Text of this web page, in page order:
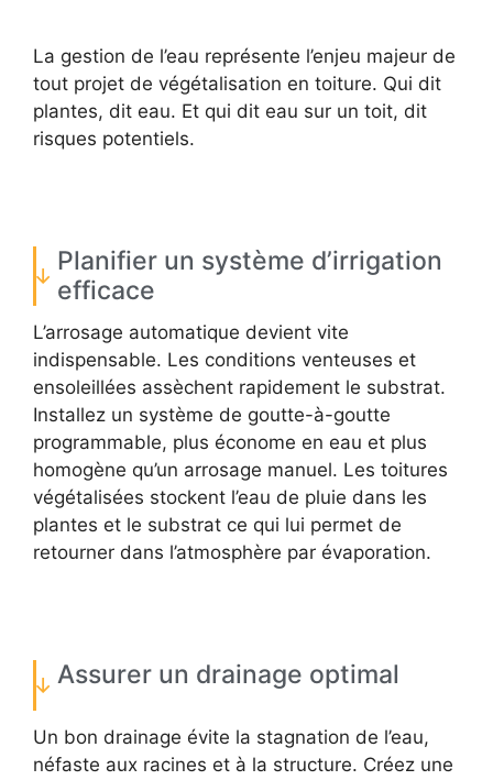
La gestion de l’eau représente l’enjeu majeur de
tout projet de végétalisation en toiture. Qui dit
plantes, dit eau. Et qui dit eau sur un toit, dit
risques potentiels.
Planifier un système d’irrigation
efficace
L’arrosage automatique devient vite
indispensable. Les conditions venteuses et
ensoleillées assèchent rapidement le substrat.
Installez un système de goutte-à-goutte
programmable, plus économe en eau et plus
homogène qu’un arrosage manuel. Les toitures
végétalisées stockent l’eau de pluie dans les
plantes et le substrat ce qui lui permet de
retourner dans l’atmosphère par évaporation.
Assurer un drainage optimal
Un bon drainage évite la stagnation de l’eau,
néfaste aux racines et à la structure. Créez une